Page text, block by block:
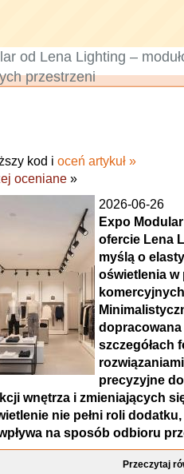
od Lena Lighting –
przestrzeni
kod i oceń artykuł »
oceniane »
2026-06-26
Expo
ofercie Lena
myślą o
oświetlenia w
szczegółach
precyzyjne
wnętrza i zmieniających
nie pełni roli
na sposób odbioru
Przeczytaj